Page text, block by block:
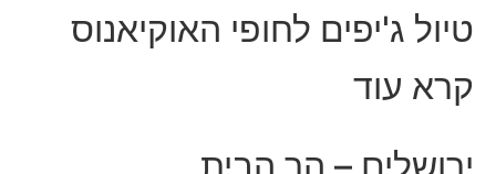
טיול ג'יפים לחופי האוקיאנוס
קרא עוד
ירושלים – הר הבית